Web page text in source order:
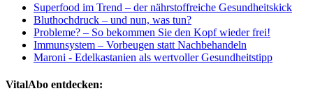
Superfood im Trend – der nährstoffreiche Gesundheitskick
Bluthochdruck – und nun, was tun?
Probleme? – So bekommen Sie den Kopf wieder frei!
Immunsystem – Vorbeugen statt Nachbehandeln
Maroni - Edelkastanien als wertvoller Gesundheitstipp
VitalAbo entdecken: